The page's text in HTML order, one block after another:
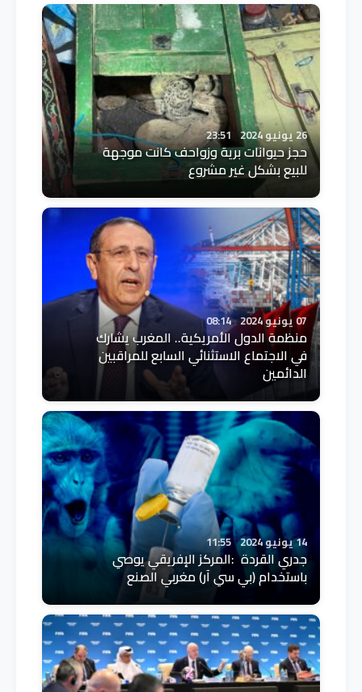
26 يونيو 2024 23:51
حجز حيوانات برية وزواحف كانت موجهة
للبيع بشكل غير مشروع
07 يونيو 2024 08:14
منظمة الدول الأمريكية.. المغرب يشارك
في الاجتماع الاستثنائي السابع للمراقبين
الدائمين
14 يونيو 2024 11:55
جدري القردة :المركز الإفريقي يوصي
باستخدام (بي سي آر) مغربي الصنع